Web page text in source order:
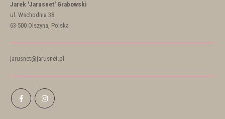
Jarek 'Jarusnet' Grabowski
ul. Wschodnia 38
63-500 Olszyna, Polska
jarusnet@jarusnet.pl